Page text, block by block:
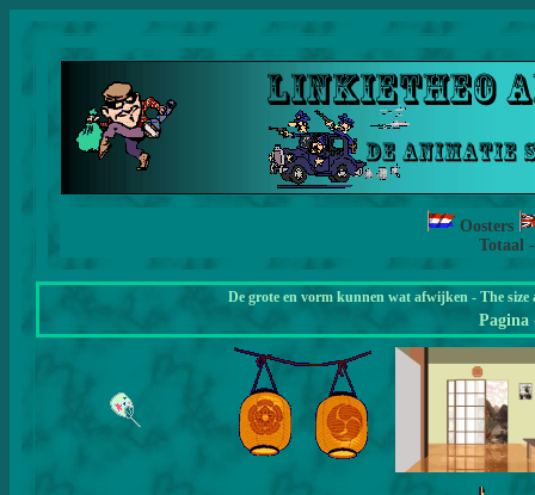
Oosters
Totaal
De grote en vorm kunnen wat afwijken - The
Pagina